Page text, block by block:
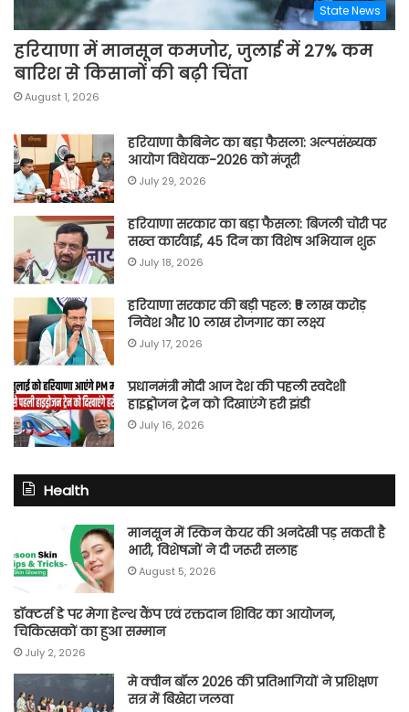
State News
हरियाणा में मानसून कमजोर, जुलाई में 27% कम
बारिश से किसानों की बढ़ी चिंता
August 1, 2026
हरियाणा कैबिनेट का बड़ा फैसला: अल्पसंख्यक
आयोग विधेयक-2026 को मंजूरी
July 29, 2026
हरियाणा सरकार का बड़ा फैसला: बिजली चोरी पर
सख्त कार्रवाई, 45 दिन का विशेष अभियान शुरू
July 18, 2026
हरियाणा सरकार की बड़ी पहल: ₹5 लाख करोड़
निवेश और 10 लाख रोजगार का लक्ष्य
July 17, 2026
प्रधानमंत्री मोदी आज देश की पहली स्वदेशी
हाइड्रोजन ट्रेन को दिखाएंगे हरी झंडी
July 16, 2026
Health
मानसून में स्किन केयर की अनदेखी पड़ सकती है
भारी, विशेषज्ञों ने दी जरूरी सलाह
August 5, 2026
डॉक्टर्स डे पर मेगा हेल्थ कैंप एवं रक्तदान शिविर का आयोजन,
चिकित्सकों का हुआ सम्मान
July 2, 2026
मे क्वीन बॉल 2026 की प्रतिभागियों ने प्रशिक्षण
सत्र में बिखेरा जलवा